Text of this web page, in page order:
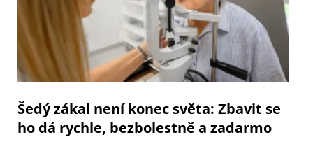
Šedý zákal není konec světa: Zbavit se
ho dá rychle, bezbolestně a zadarmo